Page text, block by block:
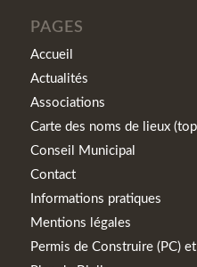
PAGES
Accueil
Actualités
Associations
Carte des noms de lieux
Conseil Municipal
Contact
Informations pratiques
Mentions légales
Permis de Construire (PC)